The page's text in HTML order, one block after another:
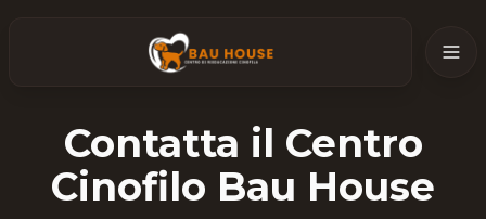
Contatta il Centro
Cinofilo Bau House